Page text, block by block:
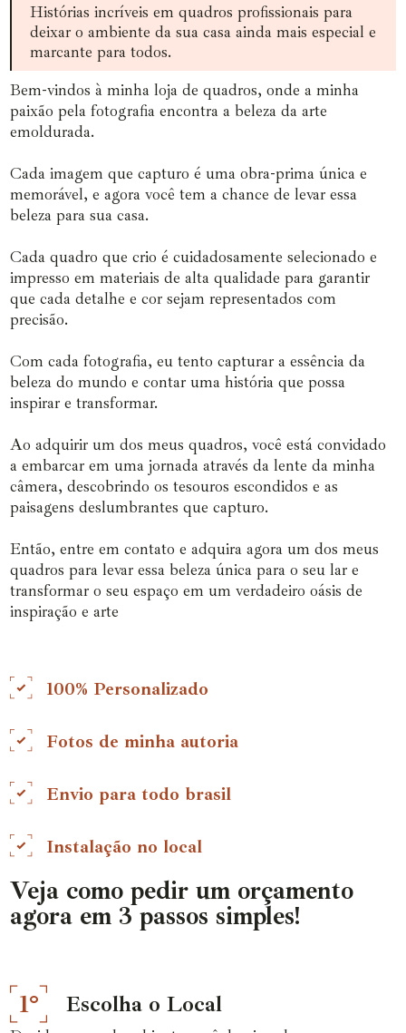
Histórias incríveis em quadros profissionais para
deixar o ambiente da sua casa ainda mais especial e
marcante para todos.
Bem-vindos à minha loja de quadros, onde a minha
paixão pela fotografia encontra a beleza da arte
emoldurada.
Cada imagem que capturo é uma obra-prima única e
memorável, e agora você tem a chance de levar essa
beleza para sua casa.
Cada quadro que crio é cuidadosamente selecionado e
impresso em materiais de alta qualidade para garantir
que cada detalhe e cor sejam representados com
precisão.
Com cada fotografia, eu tento capturar a essência da
beleza do mundo e contar uma história que possa
inspirar e transformar.
Ao adquirir um dos meus quadros, você está convidado
a embarcar em uma jornada através da lente da minha
câmera, descobrindo os tesouros escondidos e as
paisagens deslumbrantes que capturo.
Então, entre em contato e adquira agora um dos meus
quadros para levar essa beleza única para o seu lar e
transformar o seu espaço em um verdadeiro oásis de
inspiração e arte
100% Personalizado
Fotos de minha autoria
Envio para todo brasil
Instalação no local
Veja como pedir um orçamento
agora em 3 passos simples!
1° Escolha o Local